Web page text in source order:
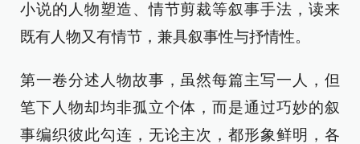
小说的人物塑造、情节剪裁等叙事手法，读来
既有人物又有情节，兼具叙事性与抒情性。
第一卷分述人物故事，虽然每篇主写一人，但
笔下人物却均非孤立个体，而是通过巧妙的叙
事编织彼此勾连，无论主次，都形象鲜明，各